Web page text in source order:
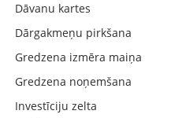
Dāvanu kartes
Dārgakmeņu pirkšana
Gredzena izmēra maiņa
Gredzena noņemšana
Investīciju zelta